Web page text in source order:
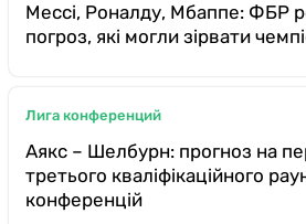
Мессі, Роналду, Мбаппе: ФБР
погроз, які могли зірвати
Лига конференций
Аякс – Шелбурн: прогноз на
третього кваліфікаційного
конференцій